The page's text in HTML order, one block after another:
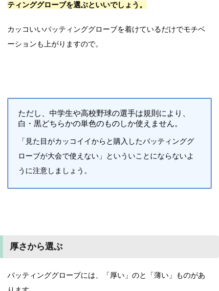
ティンググローブを選ぶといいでしょう。
カッコいいバッティンググローブを着けているだけでモチベ
ーションも上がりますので。
ただし、中学生や高校野球の選手は規則により、
白・黒どちらかの単色のものしか使えません。
「見た目がカッコイイからと購入したバッティンググ
ローブが大会で使えない」といういことにならないよ
うに注意しましょう。
厚さから選ぶ
バッティンググローブには、「厚い」のと「薄い」ものがあ